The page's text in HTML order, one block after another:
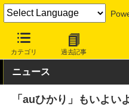
カテゴリ 過去記事
INTERNET Watch サービス/ソ
ニュース
「auひかり」もいよ